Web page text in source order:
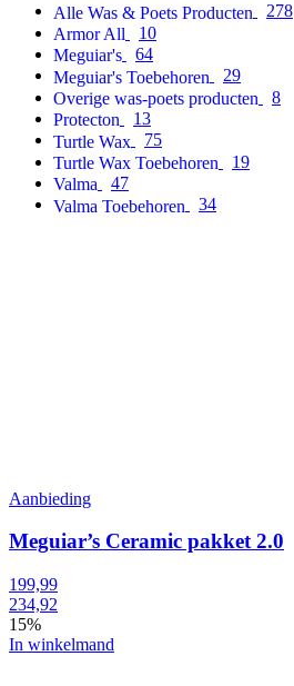
Alle Was & Poets Producten
278
Armor All
10
Meguiar's
64
Meguiar's Toebehoren
29
Overige was-poets producten
8
Protecton
13
Turtle Wax
75
Turtle Wax Toebehoren
19
Valma
47
Valma Toebehoren
34
Aanbieding
Meguiar’s Ceramic pakket 2.0
199,99
234,92
15%
In winkelmand